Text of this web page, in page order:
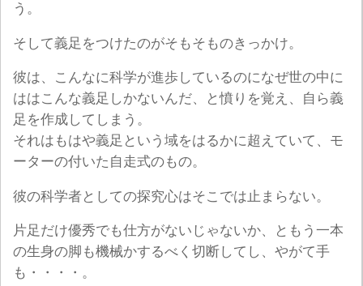
う。
そして義足をつけたのがそもそものきっかけ。
彼は、こんなに科学が進歩しているのになぜ世の中に
ははこんな義足しかないんだ、と憤りを覚え、自ら義
足を作成してしまう。
それはもはや義足という域をはるかに超えていて、モ
ーターの付いた自走式のもの。
彼の科学者としての探究心はそこでは止まらない。
片足だけ優秀でも仕方がないじゃないか、ともう一本
の生身の脚も機械かするべく切断してし、やがて手
も・・・・。